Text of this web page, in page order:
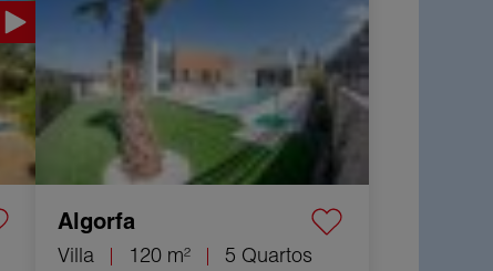
Algorfa
Villa 120 m²
5 Quartos